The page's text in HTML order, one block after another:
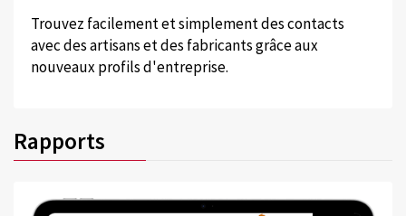
Trouvez facilement et simplement des contacts
avec des artisans et des fabricants grâce aux
nouveaux profils d'entreprise.
Rapports